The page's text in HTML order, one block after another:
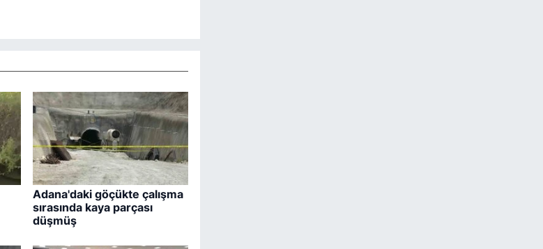
Adana'daki göçükte çalışma
sırasında kaya parçası
düşmüş